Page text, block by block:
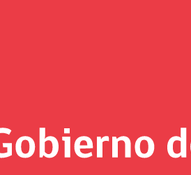
2026
Séptimo
2025